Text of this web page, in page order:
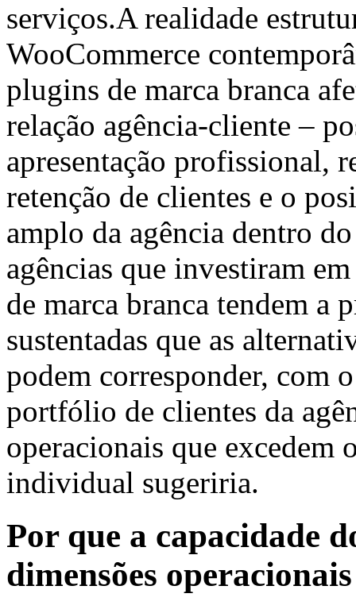
serviços.A realidade
WooCommerce
plugins de marca branca
relação agência-cliente –
apresentação profissional,
retenção de clientes e o
amplo da agência dentro
agências que investiram
de marca branca tendem a
sustentadas que as
podem corresponder, com
portfólio de clientes da
operacionais que excedem
individual sugeriria.
Por que a capacidade
dimensões